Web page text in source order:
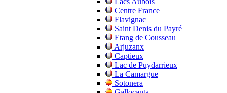
Centre France
Flavignac
Saint Denis du Payré
Etang de Cousseau
Arjuzanx
Captieux
Lac de Puydarrieux
La Camargue
Sotonera